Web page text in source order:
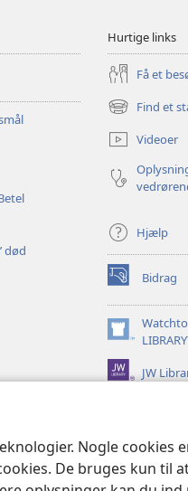
Nogle cookies
De bruges kun til
død
Hurtige links
Få et
Find et
(åbner
nyt
vindue)
Videoer
Hjælp
Bidrag
(åbner
nyt
vindue)
(åbner
nyt
vindue)JW